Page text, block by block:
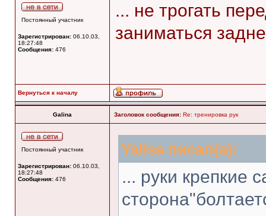
Постоянный участник
Зарегистрирован: 06.10.03,
18:27:48
Сообщения: 476
... не трогать
заниматься
Вернуться к началу
Galina Заголовок сообщения: Re: тренировка рук
Постоянный участник
Зарегистрирован: 06.10.03,
18:27:48
Сообщения: 476
Yalisa писал(а):
... руки крепкие